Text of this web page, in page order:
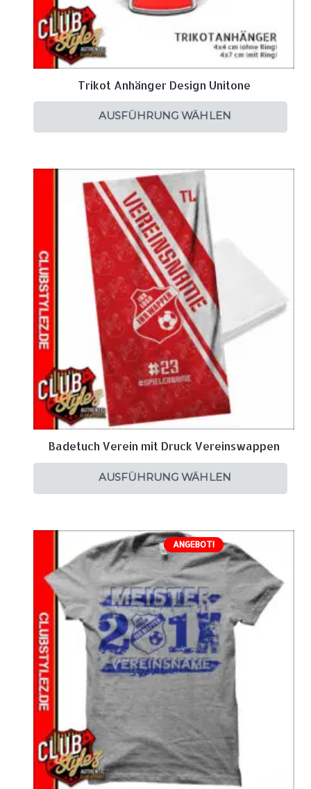
Trikot Anhänger Design Unitone
AUSFÜHRUNG WÄHLEN
Badetuch Verein mit Druck Vereinswappen
AUSFÜHRUNG WÄHLEN
ANGEBOT!